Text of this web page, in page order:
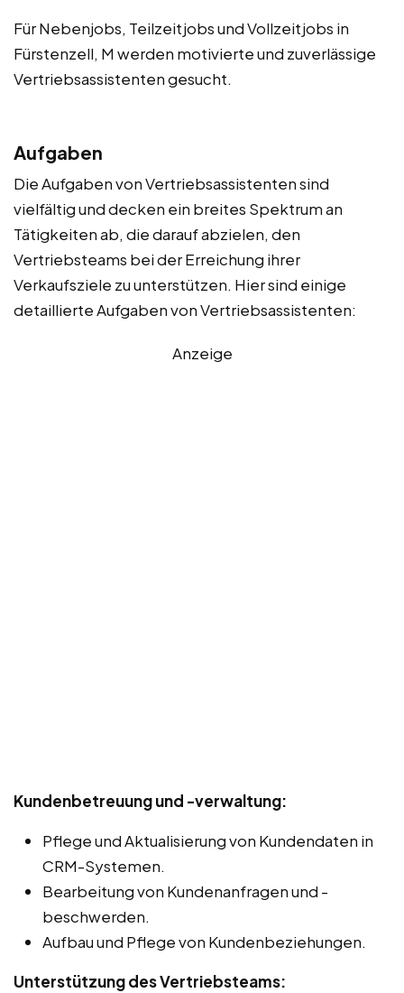
Für Nebenjobs, Teilzeitjobs und Vollzeitjobs in
Fürstenzell, M werden motivierte und zuverlässige
Vertriebsassistenten gesucht.
Aufgaben
Die Aufgaben von Vertriebsassistenten sind
vielfältig und decken ein breites Spektrum an
Tätigkeiten ab, die darauf abzielen, den
Vertriebsteams bei der Erreichung ihrer
Verkaufsziele zu unterstützen. Hier sind einige
detaillierte Aufgaben von Vertriebsassistenten:
Anzeige
Kundenbetreuung und -verwaltung:
Pflege und Aktualisierung von Kundendaten in
CRM-Systemen.
Bearbeitung von Kundenanfragen und -
beschwerden.
Aufbau und Pflege von Kundenbeziehungen.
Unterstützung des Vertriebsteams: